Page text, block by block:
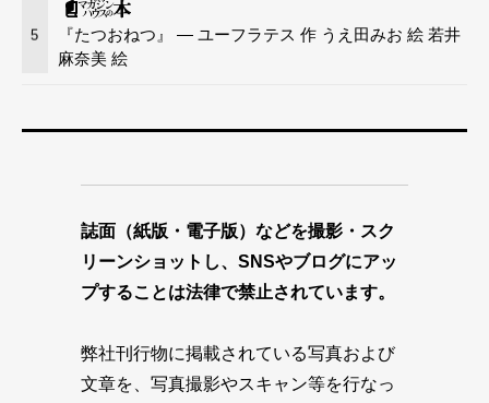
5
『たつおねつ』 — ユーフラテス 作 うえ田みお 絵 若井
麻奈美 絵
誌面（紙版・電子版）などを撮影・スク
リーンショットし、SNSやブログにアッ
プすることは法律で禁止されています。
弊社刊行物に掲載されている写真および
文章を、写真撮影やスキャン等を行なっ